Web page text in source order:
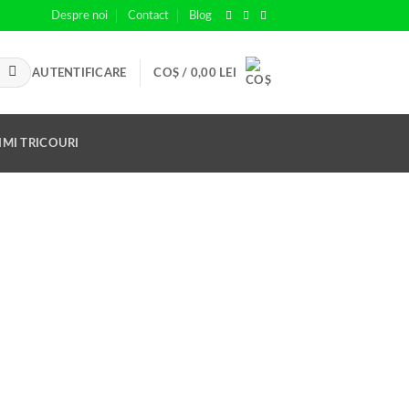
Despre noi Contact Blog
AUTENTIFICARE COȘ / 0,00 LEI
TRICOURI